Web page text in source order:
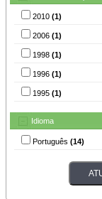
2010 (1)
2006 (1)
1998 (1)
1996 (1)
1995 (1)
Idioma
Português (14)